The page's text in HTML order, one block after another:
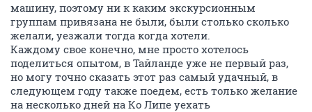
машину, поэтому ни к каким экскурсионным
группам привязана не были, были столько сколько
желали, уезжали тогда когда хотели.
Каждому свое конечно, мне просто хотелось
поделиться опытом, в Тайланде уже не первый раз,
но могу точно сказать этот раз самый удачный, в
следующем году также поедем, есть только желание
на несколько дней на Ко Липе уехать